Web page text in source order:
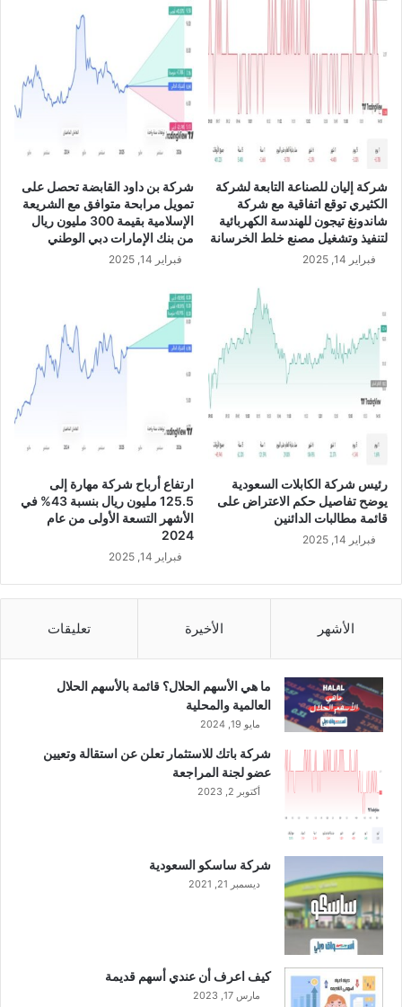
ف
ن
3
8
.
2
ل
ا
ل
ا
ل
ث
م
م
2
0
2
ع
ى
س
س
شركة إليان للصناعة التابعة لشركة
الكثيري توقع اتفاقية مع شركة
شاندونغ تيجون للهندسة الكهربائية
لتنفيذ وتشغيل مصنع خلط الخرسانة
فبراير 14, 2025
شركة بن داود القابضة تحصل على
تمويل مرابحة متوافق مع الشريعة
الإسلامية بقيمة 300 مليون ريال
من بنك الإمارات دبي الوطني
فبراير 14, 2025
رئيس شركة الكابلات السعودية
يوضح تفاصيل حكم الاعتراض على
قائمة مطالبات الدائنين
فبراير 14, 2025
ارتفاع أرباح شركة مهارة إلى
125.5 مليون ريال بنسبة 43% في
الأشهر التسعة الأولى من عام
2024
فبراير 14, 2025
الأشهر الأخيرة تعليقات
ما هي الأسهم الحلال؟ قائمة بالأسهم الحلال
العالمية والمحلية
مايو 19, 2024
شركة باتك للاستثمار تعلن عن استقالة وتعيين
عضو لجنة المراجعة
أكتوبر 2, 2023
شركة ساسكو السعودية
ديسمبر 21, 2021
كيف اعرف أن عندي أسهم قديمة
مارس 17, 2023